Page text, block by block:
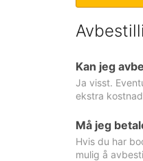
Kan jeg
Ja visst.
ekstra
Må jeg
Hvis du har
mulig å